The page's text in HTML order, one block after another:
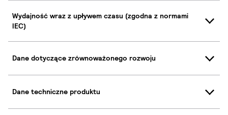
Wydajność wraz z upływem czasu (zgodna z normami
IEC)
Dane dotyczące zrównoważonego rozwoju
Dane techniczne produktu